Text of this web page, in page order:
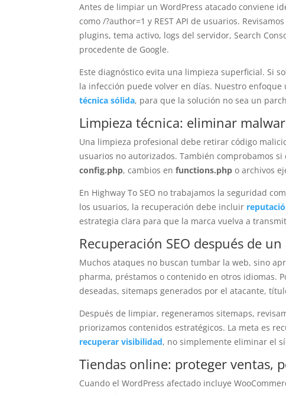
Antes de limpiar un WordPress atacado conviene
como /?author=1 y REST API de usuarios.
plugins, tema activo, logs del servidor, Search
procedente de Google.
Este diagnóstico evita una limpieza superficial. Si
la infección puede volver en días. Nuestro
técnica sólida, para que la solución no sea un
Limpieza técnica: eliminar
Una limpieza profesional debe retirar código
usuarios no autorizados. También comprobamos
config.php, cambios enfunctions.php o archivos
En Highway To SEO no trabajamos la seguridad
los usuarios, la recuperación debe incluir
estrategia clara para que la marca vuelva a
Recuperación SEO después de
Muchos ataques no buscan tumbar la web, sino
pharma, préstamos o contenido en otros idiomas.
deseadas, sitemaps generados por el atacante,
Después de limpiar, regeneramos sitemaps,
priorizamos contenidos estratégicos. La meta es
recuperar visibilidad, no simplemente eliminar el
Tiendas online: proteger ventas,
Cuando el WordPress afectado incluye